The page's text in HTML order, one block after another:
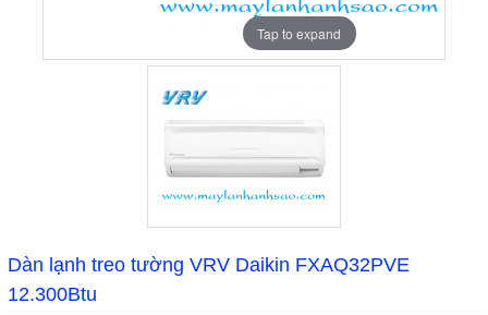
Tap to expand
Dàn lạnh treo tường VRV Daikin FXAQ32PVE
12.300Btu